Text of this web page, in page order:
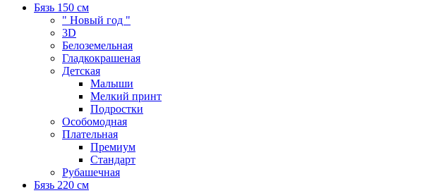
Бязь 150 см
" Новый год "
3D
Белоземельная
Гладкокрашеная
Детская
Малыши
Мелкий принт
Подростки
Особомодная
Плательная
Премиум
Стандарт
Рубашечная
Бязь 220 см